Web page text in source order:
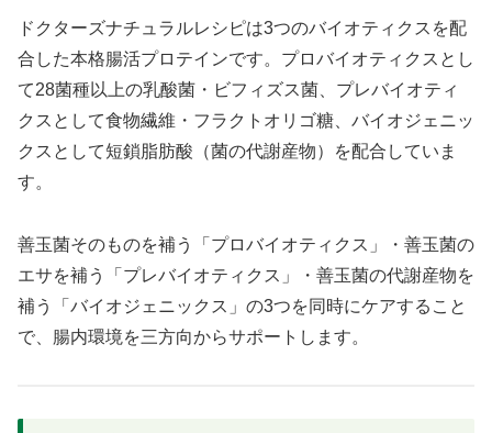
ドクターズナチュラルレシピは3つのバイオティクスを配
合した本格腸活プロテインです。プロバイオティクスとし
て28菌種以上の乳酸菌・ビフィズス菌、プレバイオティ
クスとして食物繊維・フラクトオリゴ糖、バイオジェニッ
クスとして短鎖脂肪酸（菌の代謝産物）を配合していま
す。
善玉菌そのものを補う「プロバイオティクス」・善玉菌の
エサを補う「プレバイオティクス」・善玉菌の代謝産物を
補う「バイオジェニックス」の3つを同時にケアすること
で、腸内環境を三方向からサポートします。